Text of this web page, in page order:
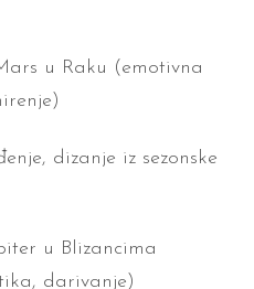
u Raku (emotivna
dizanje iz sezonske
u Blizancima
darivanje)